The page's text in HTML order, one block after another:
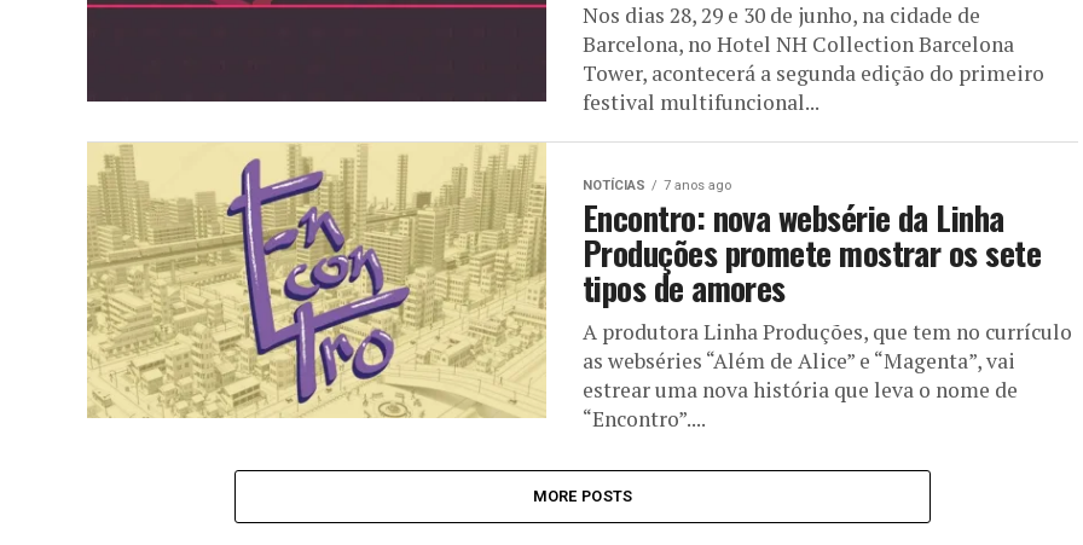
Nos dias 28, 29 e 30 de junho, na cidade de
Barcelona, no Hotel NH Collection Barcelona
Tower, acontecerá a segunda edição do primeiro
festival multifuncional...
NOTÍCIAS 7 anos ago
Encontro: nova websérie da Linha
Produções promete mostrar os sete
tipos de amores
A produtora Linha Produções, que tem no currículo
as webséries “Além de Alice” e “Magenta”, vai
estrear uma nova história que leva o nome de
“Encontro”....
MORE POSTS